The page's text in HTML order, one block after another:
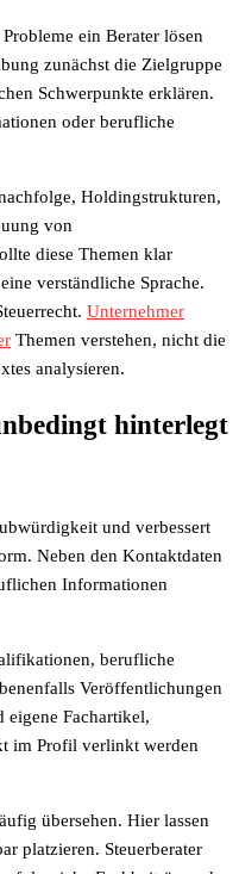
ein Berater lösen
zunächst die Zielgruppe
Schwerpunkte erklären.
oder berufliche
Holdingstrukturen,
von
diese Themen klar
verständliche Sprache.
Unternehmer
Themen verstehen, nicht die
analysieren.
hinterlegt
und verbessert
Neben den Kontaktdaten
Informationen
berufliche
Veröffentlichungen
eigene Fachartikel,
im Profil verlinkt werden
übersehen. Hier lassen
platzieren. Steuerberater